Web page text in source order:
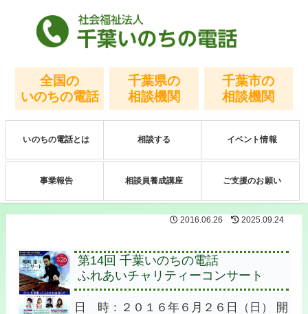
全国の
いのちの電話
千葉県の
相談機関
千葉市の
相談機関
いのちの電話とは 相談する イベント情報
事業報告 相談員養成講座 ご支援のお願い
2016.06.26 2025.09.24
第14回 千葉いのちの電話
ふれあいチャリティーコンサート
日 時：２０１６年６月２６日（日） 開